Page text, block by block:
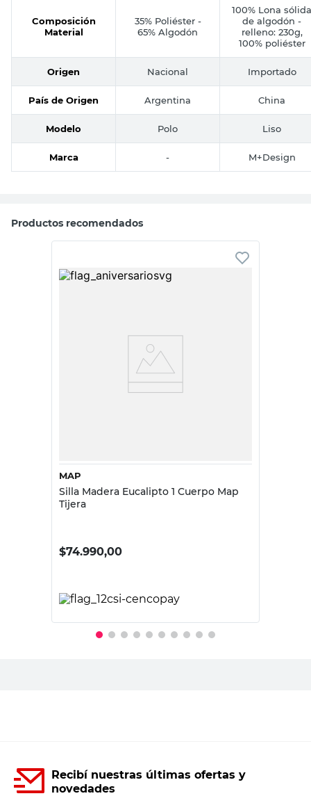
Composición
Material
35% Poliéster -
65% Algodón
100% Lona sólida
de algodón -
relleno: 230g,
100% poliéster
Origen Nacional Importado
País de Origen Argentina China
Modelo Polo Liso
Marca - M+Design
Productos recomendados
MAP
Silla Madera Eucalipto 1 Cuerpo Map
Tijera
$74.990,00
Recibí nuestras últimas ofertas y
novedades